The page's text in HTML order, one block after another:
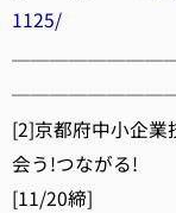
1125/
[2]京都府中小企業
会う!つながる!
[11/20締]